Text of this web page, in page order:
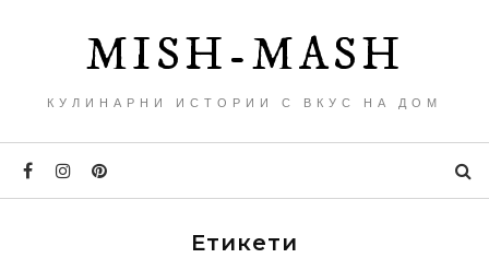
MISH-MASH
КУЛИНАРНИ ИСТОРИИ С ВКУС НА ДОМ
Етикети